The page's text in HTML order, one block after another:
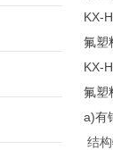
KX-
氟塑
KX-
氟塑
a)有
结